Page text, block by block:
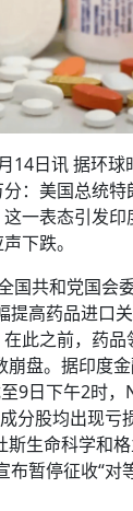
14日讯 据环球
：美国总统
一表态引发
下跌。
国共和党国会
提高药品进口
此之前，药品
盘。据印度
9日下午2时
分股均出现亏
斯生命科学和
布暂停征收“对